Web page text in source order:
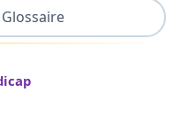
Glossaire